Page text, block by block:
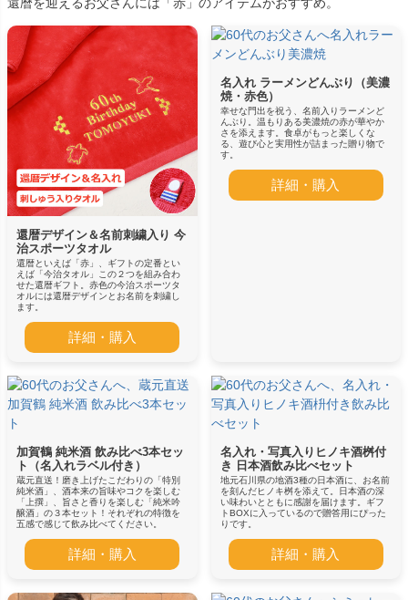
還暦を迎えるお父さんには「赤」のアイテムがおすすめ。
還暦デザイン＆名前刺繍入り 今
治スポーツタオル
還暦といえば「赤」、ギフトの定番とい
えば「今治タオル」この２つを組み合わ
せた還暦ギフト。赤色の今治スポーツタ
オルには還暦デザインとお名前を刺繍し
ます。
詳細・購入
名入れ ラーメンどんぶり（美濃
焼・赤色）
幸せな門出を祝う、名前入りラーメンど
んぶり。温もりある美濃焼の赤が華やか
さを添えます。食卓がもっと楽しくな
る、遊び心と実用性が詰まった贈り物で
す。
詳細・購入
加賀鶴 純米酒 飲み比べ3本セッ
ト（名入れラベル付き）
蔵元直送！磨き上げたこだわりの「特別
純米酒」、酒本来の旨味やコクを楽しむ
「上撰」、旨さと香りを楽しむ「純米吟
醸酒」の３本セット！それぞれの特徴を
五感で感じて飲み比べてください。
詳細・購入
名入れ・写真入りヒノキ酒桝付
き 日本酒飲み比べセット
地元石川県の地酒3種の日本酒に、お名前
を刻んだヒノキ桝を添えて。日本酒の深
い味わいとともに感謝を届けます。ギフ
トBOXに入っているので贈答用にぴった
りです。
詳細・購入